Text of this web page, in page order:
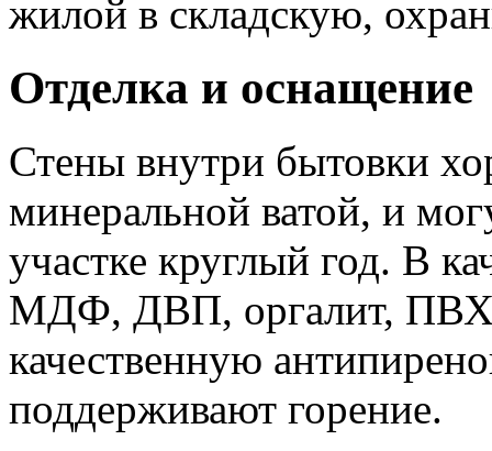
жилой в складскую,
Отделка и оснащение
Стены внутри бытовки
минеральной ватой, и
участке круглый год. В
МДФ, ДВП, оргалит, ПВХ-
качественную
поддерживают горение.